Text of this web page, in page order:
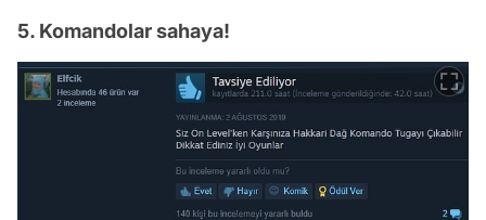
5. Komandolar sahaya!